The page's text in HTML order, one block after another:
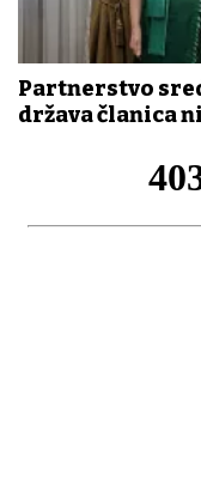
Partnerstvo
država članica